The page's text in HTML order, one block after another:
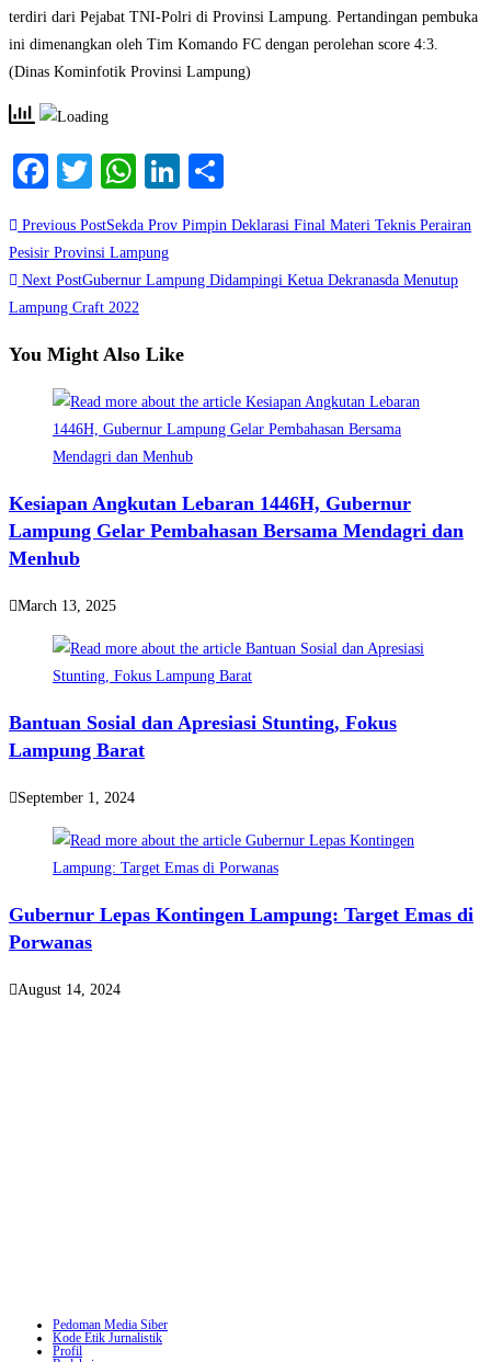
terdiri dari Pejabat TNI-Polri di Provinsi Lampung. Pertandingan pembuka
ini dimenangkan oleh Tim Komando FC dengan perolehan score 4:3.
(Dinas Kominfotik Provinsi Lampung)
Facebook
TwitterWhatsApp
LinkedIn
Read
more
articles
Previous PostSekda Prov Pimpin Deklarasi Final Materi Teknis Perairan
Pesisir Provinsi Lampung
Next PostGubernur Lampung Didampingi Ketua Dekranasda Menutup
Lampung Craft 2022
You Might Also Like
Kesiapan Angkutan Lebaran 1446H, Gubernur
Lampung Gelar Pembahasan Bersama Mendagri dan
Menhub
March 13, 2025
Bantuan Sosial dan Apresiasi Stunting, Fokus
Lampung Barat
September 1, 2024
Gubernur Lepas Kontingen Lampung: Target Emas di
Porwanas
August 14, 2024
Pedoman Media Siber
Kode Etik Jurnalistik
Profil